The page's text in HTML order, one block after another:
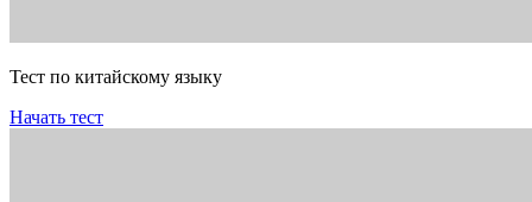
Тест по китайскому языку
Начать тест